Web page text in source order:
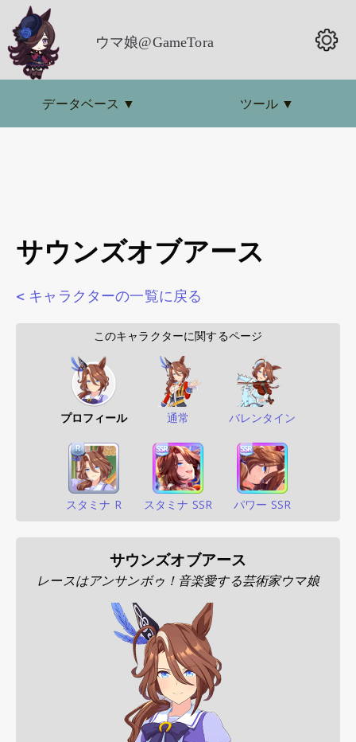
ウマ娘@GameTora
データベース ▼ ツール ▼
サウンズオブアース
< キャラクターの一覧に戻る
        このキャラクターに関するページ
プロフィール 通常 バレンタイン
スタミナ R スタミナ SSR パワー SSR
サウンズオブアース
レースはアンサンボゥ！音楽愛する芸術家ウマ娘